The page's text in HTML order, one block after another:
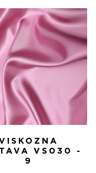
VS030 -
9